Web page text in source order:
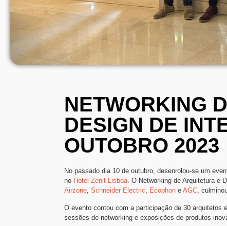
NETWORKING
DESIGN DE
OUTOBRO 2023
No passado dia 10 de outubro, desenrolou-se um
no Hotel Zenit Lisboa. O Networking de Arquitetura e
Airzone, Schneider Electric, Ecophon e AGC,
O evento contou com a participação de 30 arquitetos
sessões de networking e exposições de produtos